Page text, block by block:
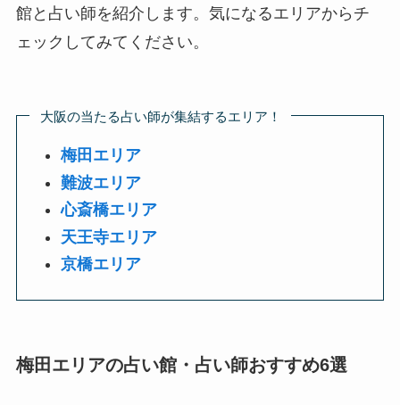
館と占い師を紹介します。気になるエリアからチ
ェックしてみてください。
大阪の当たる占い師が集結するエリア！
梅田エリア
難波エリア
心斎橋エリア
天王寺エリア
京橋エリア
梅田エリアの占い館・占い師おすすめ6選